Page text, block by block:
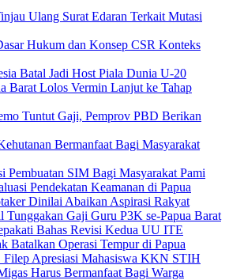
Ulang Surat Edaran Terkait Mutasi
Hukum dan Konsep CSR Konteks
Batal Jadi Host Piala Dunia U-20
Barat Lolos Vermin Lanjut ke Tahap
Tuntut Gaji, Pemprov PBD Berikan
Bermanfaat Bagi Masyarakat
Pembuatan SIM Bagi Masyarakat Pami
Pendekatan Keamanan di Papua
Dinilai Abaikan Aspirasi Rakyat
Tunggakan Gaji Guru P3K se-Papua Barat
Bahas Revisi Kedua UU ITE
Batalkan Operasi Tempur di Papua
Filep Apresiasi Mahasiswa KKN STIH
Harus Bermanfaat Bagi Warga